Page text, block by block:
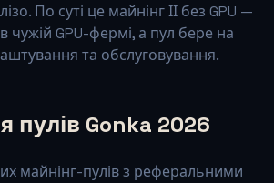
По суті це майнінг ІІ без GPU —
чужій GPU-фермі, а пул бере на
та обслуговування.
пулів Gonka 2026
майнінг-пулів з реферальними